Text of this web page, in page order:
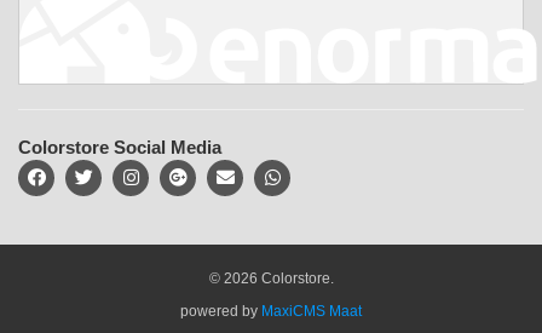
Colorstore Social Media
© 2026 Colorstore.
powered by MaxiCMS Maat